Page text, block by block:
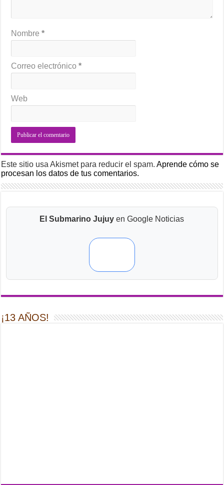
Nombre*
Correo electrónico*
Web
Este sitio usa Akismet para reducir el spam.Aprende cómo se
procesan los datos de tus comentarios.
El Submarino Jujuy en Google Noticias
¡13 AÑOS!